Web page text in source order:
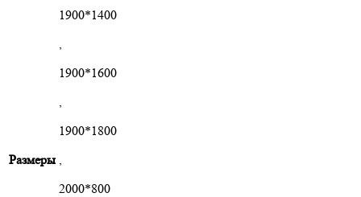
Размеры
1900*1400
,
1900*1600
,
1900*1800
,
2000*800